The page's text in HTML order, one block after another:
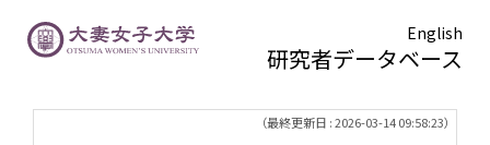
English
研究者データベース
（最終更新日 : 2026-03-14 09:58:23）